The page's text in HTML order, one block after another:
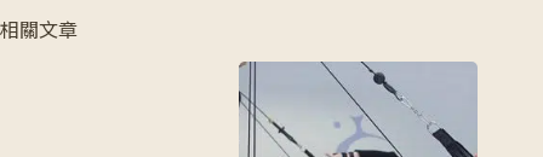
相關文章